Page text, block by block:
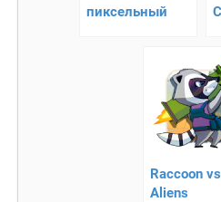
пиксельный
Raccoon vs
Aliens